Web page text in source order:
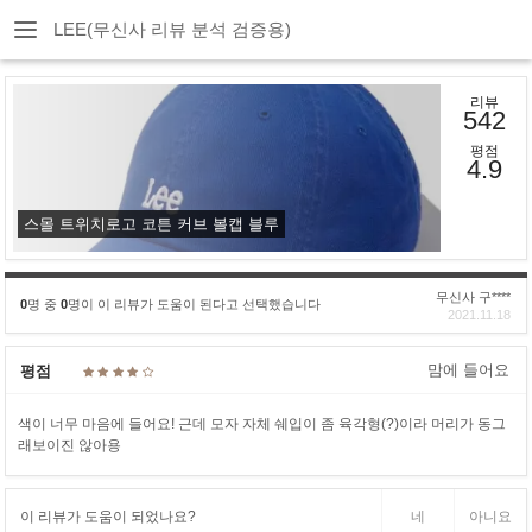
LEE(무신사 리뷰 분석 검증용)
스몰 트위치로고 코튼 커브 볼캡 블루
리뷰
542
평점
4.9
0명 중 0명이 이 리뷰가 도움이 된다고 선택했습니다
무신사 구****
2021.11.18
평점 맘에 들어요
색이 너무 마음에 들어요! 근데 모자 자체 쉐입이 좀 육각형(?)이라 머리가 동그
래보이진 않아용
이 리뷰가 도움이 되었나요? 네 아니요